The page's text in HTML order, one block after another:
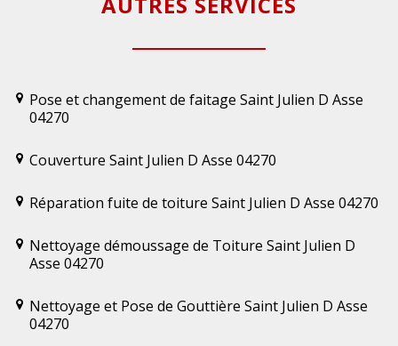
Pose et changement de faitage Saint Julien D Asse
04270
Couverture Saint Julien D Asse 04270
Réparation fuite de toiture Saint Julien D Asse 04270
Nettoyage démoussage de Toiture Saint Julien D
Asse 04270
Nettoyage et Pose de Gouttière Saint Julien D Asse
04270